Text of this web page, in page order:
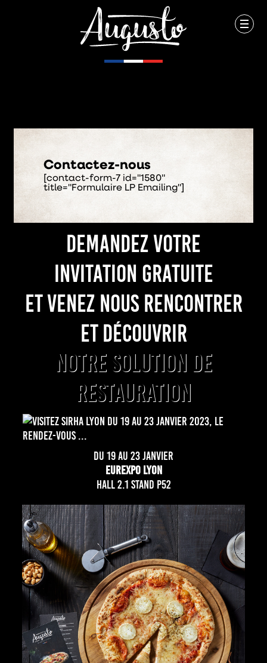
Contactez-nous
[contact-form-7 id="1580"
title="Formulaire LP Emailing"]
DEMANDEZ VOTRE
INVITATION GRATUITE
ET VENEZ NOUS RENCONTRER
ET DÉCOUVRIR
NOTRE SOLUTION DE
RESTAURATION
DU 19 AU 23 JANVIER
EUREXPO LYON
HALL 2.1 STAND P52
En savoir plus